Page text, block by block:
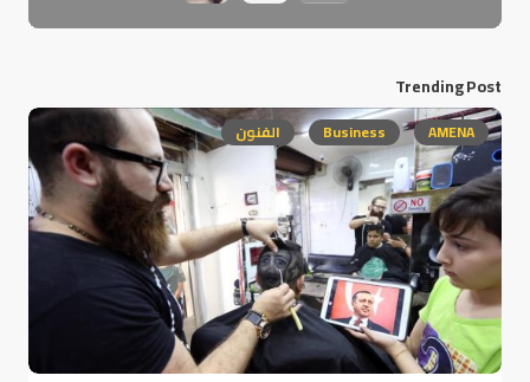
Trending Post
AMENA
Business الفنون